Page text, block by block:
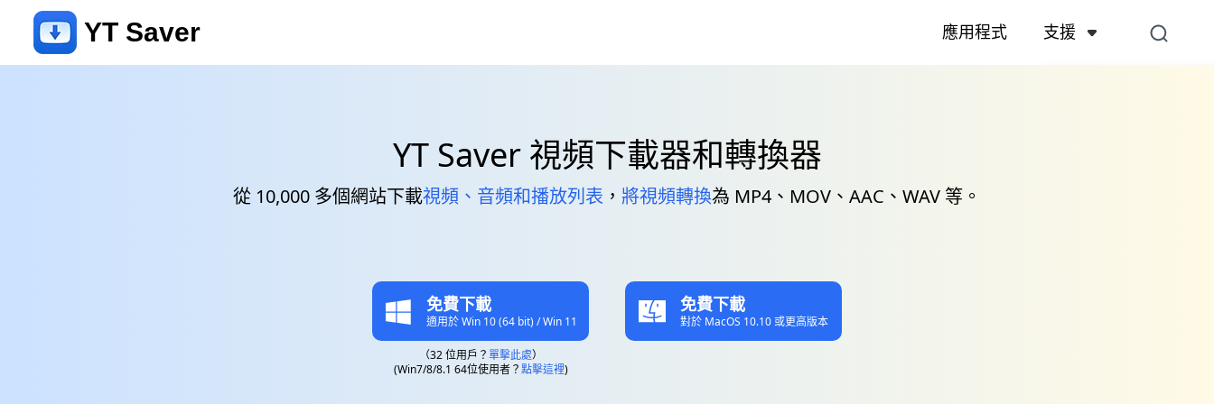
YT Saver 應用程式 支援
YT Saver 視頻下載器和轉換器
從 10,000 多個網站下載視頻、音頻和播放列表 ， 將視頻轉換為 MP4、MOV、AAC、WAV 等。
免費下載
適用於 Win 10 (64 bit) / Win 11
（32 位用戶？單擊此處）
(Win7/8/8.1 64位使用者？點擊這裡)
免費下載
對於 MacOS 10.10 或更高版本